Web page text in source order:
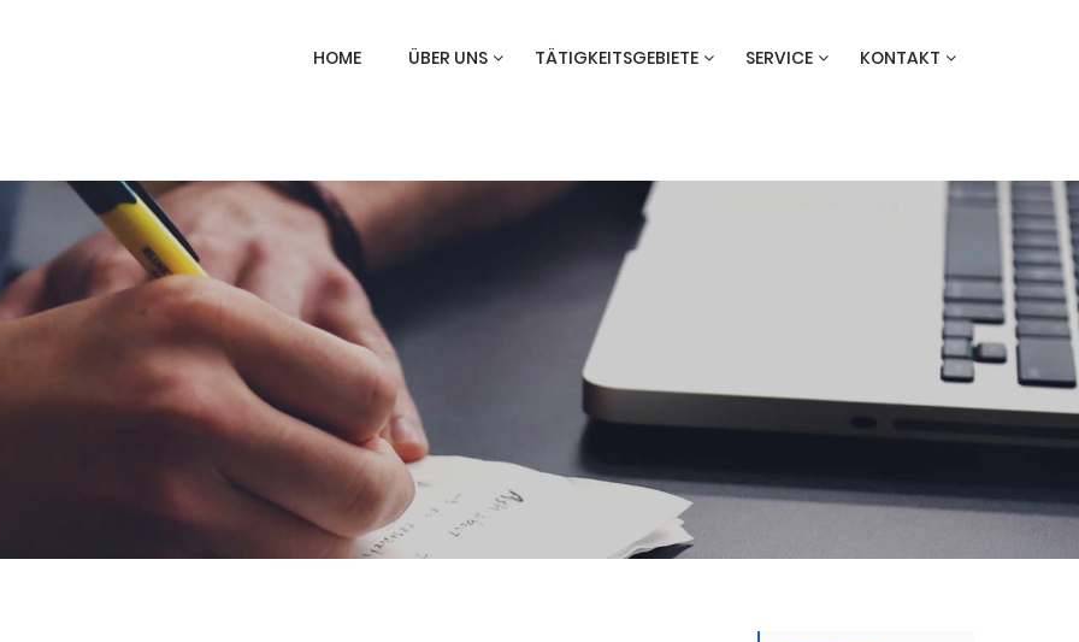
HOME ÜBER UNS TÄTIGKEITSGEBIETE SERVICE KONTAKT